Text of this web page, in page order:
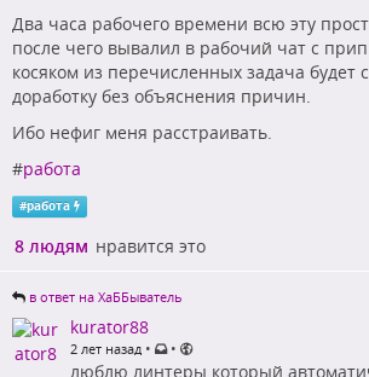
Два часа рабочего времени всю эту
после чего вывалил в рабочий чат с
косяком из перечисленных задача будет
доработку без объяснения причин.
Ибо нефиг меня расстраивать.
#работа
#работа
8 людям нравится это
в ответ на ХаББыватель
kurator88
2 лет назад • •
люблю линтеры который